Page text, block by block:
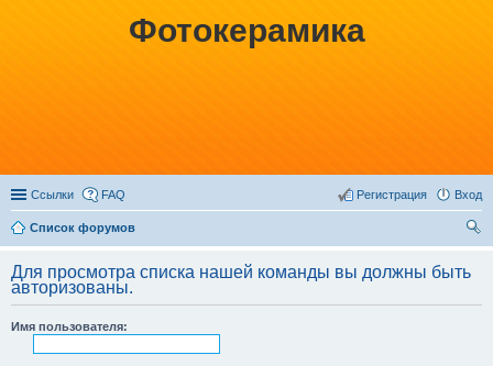
Фотокерамика
Ссылки FAQ Вход
Регистрация
Список форумов
ск
Для просмотра списка нашей команды вы должны быть
авторизованы.
Имя пользователя: